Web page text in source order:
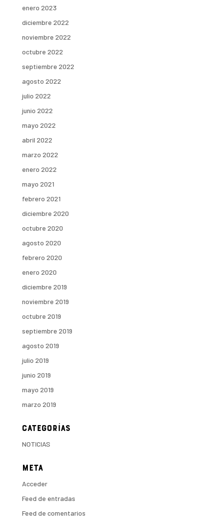
enero 2023
diciembre 2022
noviembre 2022
octubre 2022
septiembre 2022
agosto 2022
julio 2022
junio 2022
mayo 2022
abril 2022
marzo 2022
enero 2022
mayo 2021
febrero 2021
diciembre 2020
octubre 2020
agosto 2020
febrero 2020
enero 2020
diciembre 2019
noviembre 2019
octubre 2019
septiembre 2019
agosto 2019
julio 2019
junio 2019
mayo 2019
marzo 2019
Categorías
NOTICIAS
Meta
Acceder
Feed de entradas
Feed de comentarios